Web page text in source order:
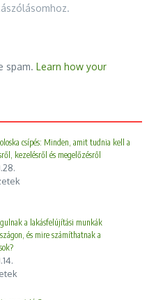
spam. Learn how your
csípés: Minden, amit tudnia kell a
kezelésről és megelőzésről
a lakásfelújítási munkák
és mire számíthatnak a